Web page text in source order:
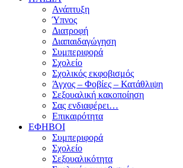
Ανάπτυξη
Ύπνος
Διατροφή
Διαπαιδαγώγηση
Συμπεριφορά
Σχολείο
Σχολικός εκφοβισμός
Άγχος – Φοβίες – Κατάθλιψη
Σεξουαλική κακοποίηση
Σας ενδιαφέρει…
Επικαιρότητα
ΕΦΗΒΟΙ
Συμπεριφορά
Σχολείο
Σεξουαλικότητα